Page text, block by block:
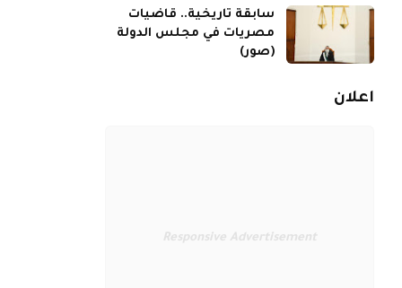
سابقة تاريخية.. قاضيات
مصريات في مجلس الدولة
(صور)
اعلان
Responsive Advertisement